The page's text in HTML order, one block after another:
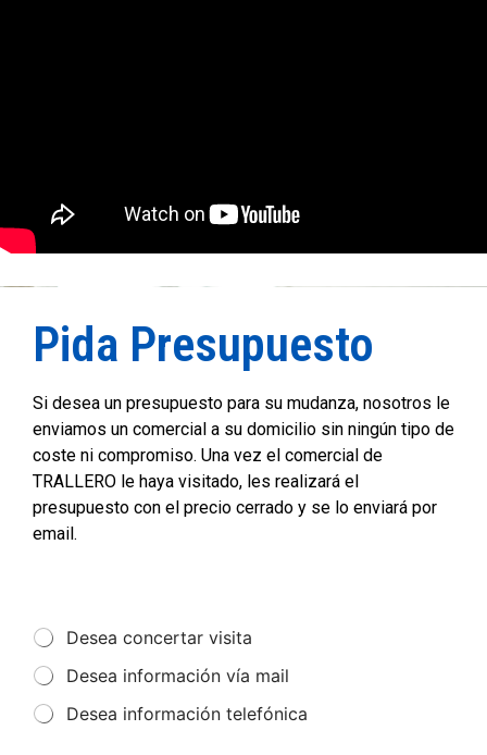
Pida Presupuesto
Si desea un presupuesto para su mudanza, nosotros le
enviamos un comercial a su domicilio sin ningún tipo de
coste ni compromiso. Una vez el comercial de
TRALLERO le haya visitado, les realizará el
presupuesto con el precio cerrado y se lo enviará por
email.
Desea concertar visita
Desea información vía mail
Desea información telefónica